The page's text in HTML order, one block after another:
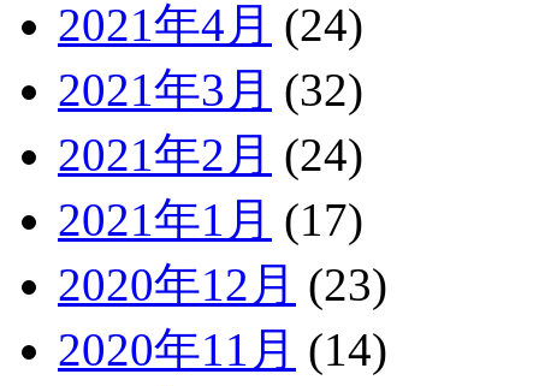
2021年4月 (24)
2021年3月 (32)
2021年2月 (24)
2021年1月 (17)
2020年12月 (23)
2020年11月 (14)